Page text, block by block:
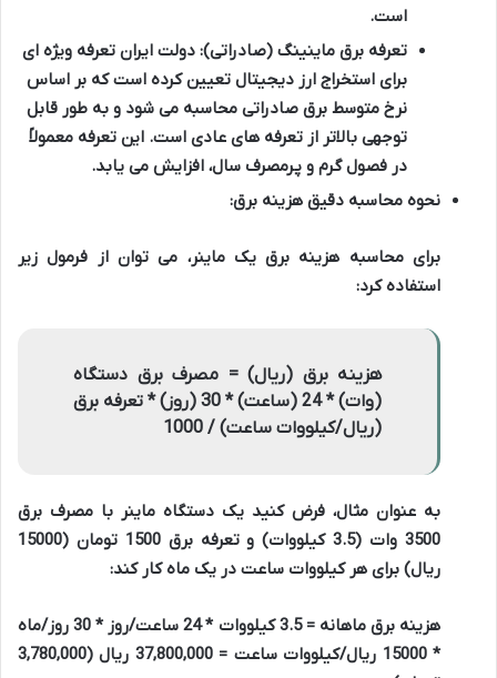
است.
تعرفه برق ماینینگ (صادراتی): دولت ایران تعرفه ویژه ای
برای استخراج ارز دیجیتال تعیین کرده است که بر اساس
نرخ متوسط برق صادراتی محاسبه می شود و به طور قابل
توجهی بالاتر از تعرفه های عادی است. این تعرفه معمولاً
در فصول گرم و پرمصرف سال، افزایش می یابد.
نحوه محاسبه دقیق هزینه برق:
برای محاسبه هزینه برق یک ماینر، می توان از فرمول زیر
استفاده کرد:
هزینه برق (ریال) = مصرف برق دستگاه
(وات) * 24 (ساعت) * 30 (روز) * تعرفه برق
(ریال/کیلووات ساعت) / 1000
به عنوان مثال، فرض کنید یک دستگاه ماینر با مصرف برق
3500 وات (3.5 کیلووات) و تعرفه برق 1500 تومان (15000
ریال) برای هر کیلووات ساعت در یک ماه کار کند:
هزینه برق ماهانه = 3.5 کیلووات * 24 ساعت/روز * 30 روز/ماه
* 15000 ریال/کیلووات ساعت = 37,800,000 ریال (3,780,000